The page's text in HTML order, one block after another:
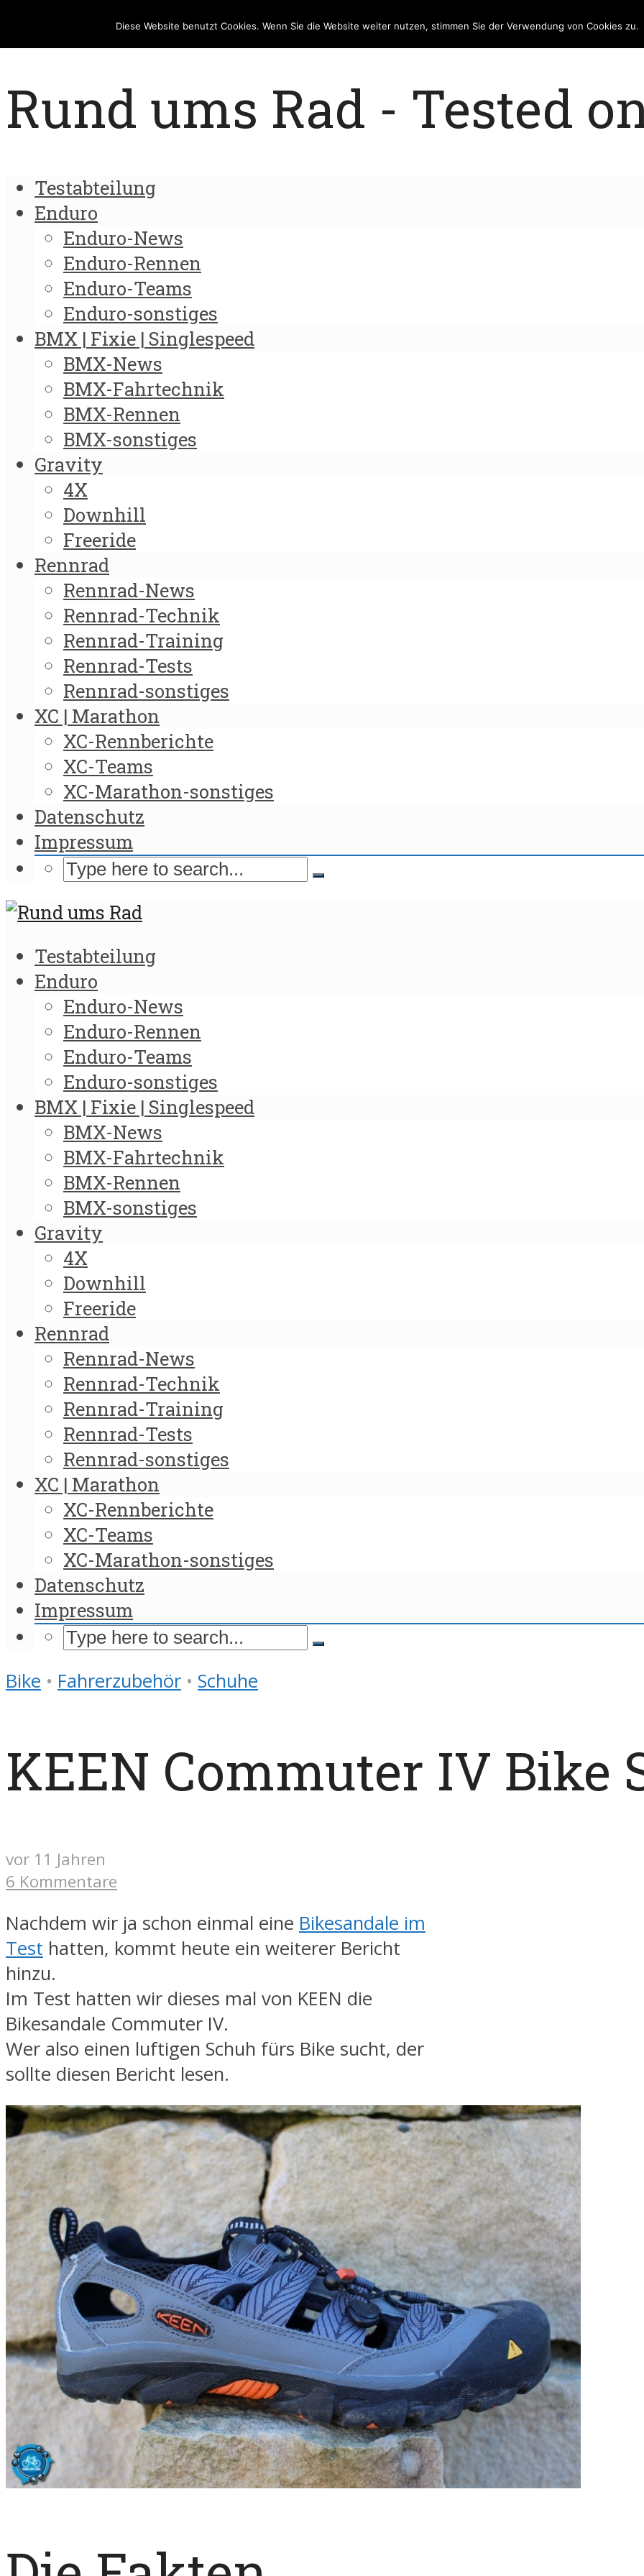
Rund ums Rad - Tested
Testabteilung
Enduro
Enduro-News
Enduro-Rennen
Enduro-Teams
Enduro-sonstiges
BMX | Fixie | Singlespeed
BMX-News
BMX-Fahrtechnik
BMX-Rennen
BMX-sonstiges
Gravity
4X
Downhill
Freeride
Rennrad
Rennrad-News
Rennrad-Technik
Rennrad-Training
Rennrad-Tests
Rennrad-sonstiges
XC | Marathon
XC-Rennberichte
XC-Teams
XC-Marathon-sonstiges
Datenschutz
Impressum
Testabteilung
Enduro
Enduro-News
Enduro-Rennen
Enduro-Teams
Enduro-sonstiges
BMX | Fixie | Singlespeed
BMX-News
BMX-Fahrtechnik
BMX-Rennen
BMX-sonstiges
Gravity
4X
Downhill
Freeride
Rennrad
Rennrad-News
Rennrad-Technik
Rennrad-Training
Rennrad-Tests
Rennrad-sonstiges
XC | Marathon
XC-Rennberichte
XC-Teams
XC-Marathon-sonstiges
Datenschutz
Impressum
Bike • Fahrerzubehör • Schuhe
KEEN Commuter IV Bike
vor 11 Jahren
6 Kommentare
Nachdem wir ja schon einmal eine Bikesandale im
Test hatten, kommt heute ein weiterer Bericht
hinzu.
Im Test hatten wir dieses mal von KEEN die
Bikesandale Commuter IV.
Wer also einen luftigen Schuh fürs Bike sucht, der
sollte diesen Bericht lesen.
Diese Website benutzt Cookies. Wenn Sie die Website weiter nutzen, stimmen Sie der Verwendung von Cookies zu.